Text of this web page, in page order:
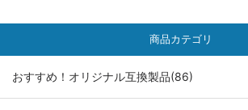
商品カテゴリ
おすすめ！オリジナル互換製品(86)